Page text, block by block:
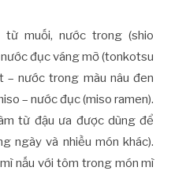
muối, nước trong (shio
đục váng mỡ (tonkotsu
– nước trong màu nâu đen
– nước đục (miso ramen).
từ đậu ưa được dùng để
ngày và nhiều món khác).
nấu với tôm trong món mì